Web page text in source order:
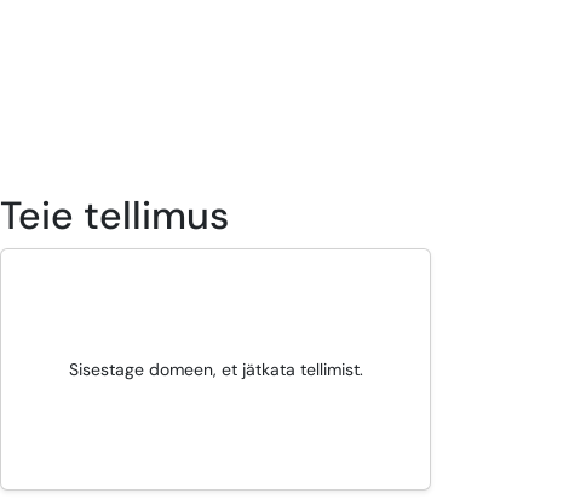
Teie tellimus
Sisestage domeen, et jätkata tellimist.